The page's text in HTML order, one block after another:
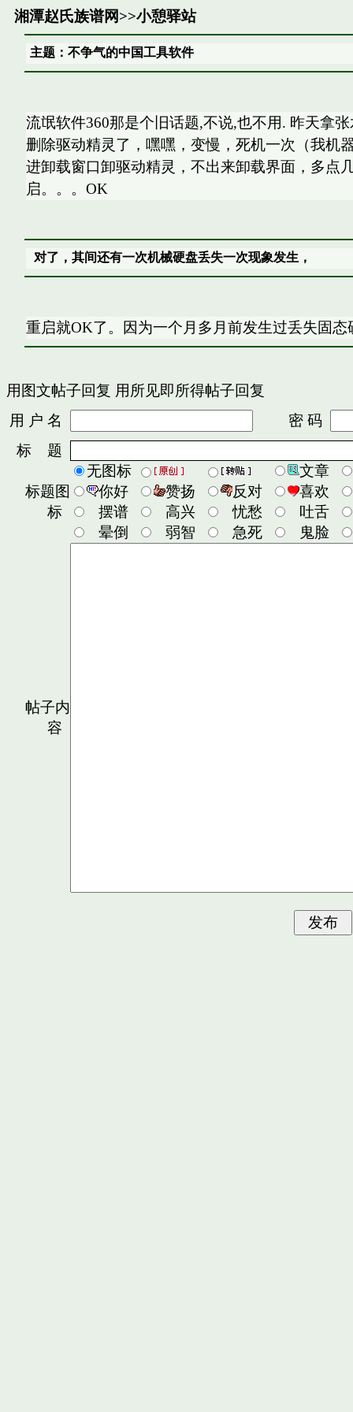
湘潭赵氏族谱网>>小憩驿站
主题：不争气的中国工具软件
流氓软件360那是个旧话题,不说,也不用. 昨天拿
删除驱动精灵了，嘿嘿，变慢，死机一次（我机
进卸载窗口卸驱动精灵，不出来卸载界面，多点
启。。。OK
对了，其间还有一次机械硬盘丢失一次现象发生，
重启就OK了。因为一个月多月前发生过丢失固态
用图文帖子回复 用所见即所得帖子回复
用 户 名
密 码
标 题
标题图
标
无图标
文章
你好
赞扬 反对
喜欢
摆谱
高兴 忧愁
吐舌
晕倒
弱智 急死 鬼脸
帖子内
容